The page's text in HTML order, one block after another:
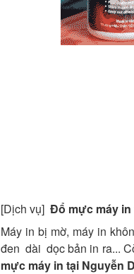
[Dịch vụ] Đổ mực máy in
Máy in bị mờ, máy in
đen dài dọc bản in ra...
mực máy in tại Nguyễn